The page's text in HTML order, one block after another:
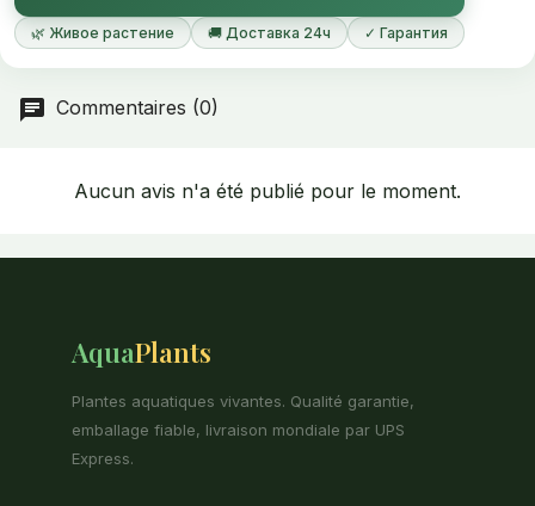
🌿 Живое растение 🚚 Доставка 24ч ✓ Гарантия
Commentaires (0)
Aucun avis n'a été publié pour le moment.
AquaPlants
Plantes aquatiques vivantes. Qualité garantie,
emballage fiable, livraison mondiale par UPS
Express.